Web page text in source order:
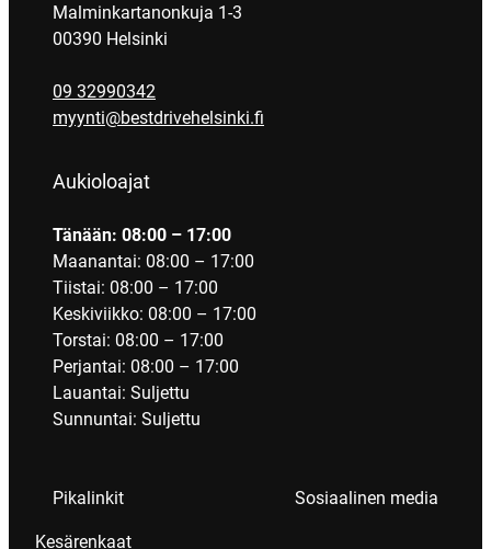
Malminkartanonkuja 1-3
00390 Helsinki
09 32990342
myynti@bestdrivehelsinki.fi
Aukioloajat
Tänään: 08:00 – 17:00
Maanantai: 08:00 – 17:00
Tiistai: 08:00 – 17:00
Keskiviikko: 08:00 – 17:00
Torstai: 08:00 – 17:00
Perjantai: 08:00 – 17:00
Lauantai: Suljettu
Sunnuntai: Suljettu
Pikalinkit
Kesärenkaat
Sosiaalinen media